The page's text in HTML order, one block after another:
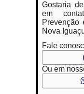
Gostaria
em
Prevenção
Nova
Fale
Ou em